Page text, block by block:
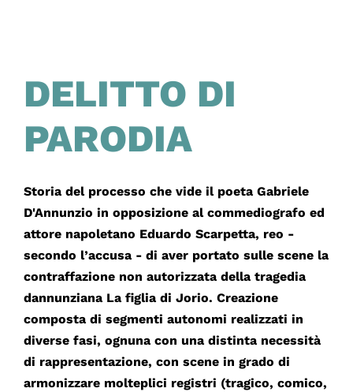
DELITTO DI
PARODIA
Storia del processo che vide il poeta Gabriele
D'Annunzio in opposizione al commediografo ed
attore napoletano Eduardo Scarpetta, reo -
secondo l’accusa - di aver portato sulle scene la
contraffazione non autorizzata della tragedia
dannunziana La figlia di Jorio. Creazione
composta di segmenti autonomi realizzati in
diverse fasi, ognuna con una distinta necessità
di rappresentazione, con scene in grado di
armonizzare molteplici registri (tragico, comico,